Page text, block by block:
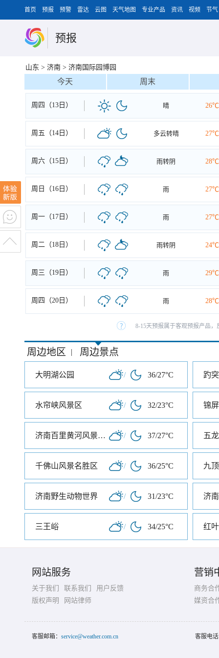
首页 预报 预警 雷达 云图 天气地图 专业产品 资讯 视频 节气
预报
山东 > 济南 > 济南国际园博园
今天 周末
周四（13日） 晴 26℃
周五（14日） 多云转晴 27℃
周六（15日） 雨转阴 28℃
周日（16日） 雨 27℃
周一（17日） 雨 27℃
周二（18日） 雨转阴 24℃
周三（19日） 雨 29℃
周四（20日） 雨 28℃
8-15天预报属于客观预报产品
周边地区 | 周边景点
大明湖公园 / 36/27°C 趵
水帘峡风景区 / 32/23°C 锦
济南百里黄河风景区东区 / 37/27°C 五
千佛山风景名胜区 / 36/25°C
济南野生动物世界 / 31/23°C 济
三王峪 / 34/25°C 红
网站服务
关于我们 联系我们
用户反馈
版权声明
网站律师
营销
商务合
媒资合
客服邮箱： service@weather.com.cn 客服电